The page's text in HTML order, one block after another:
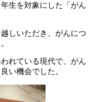
生を対象にした「がん
しいただき、がんにつ
れている現代で、がん
い機会でした。